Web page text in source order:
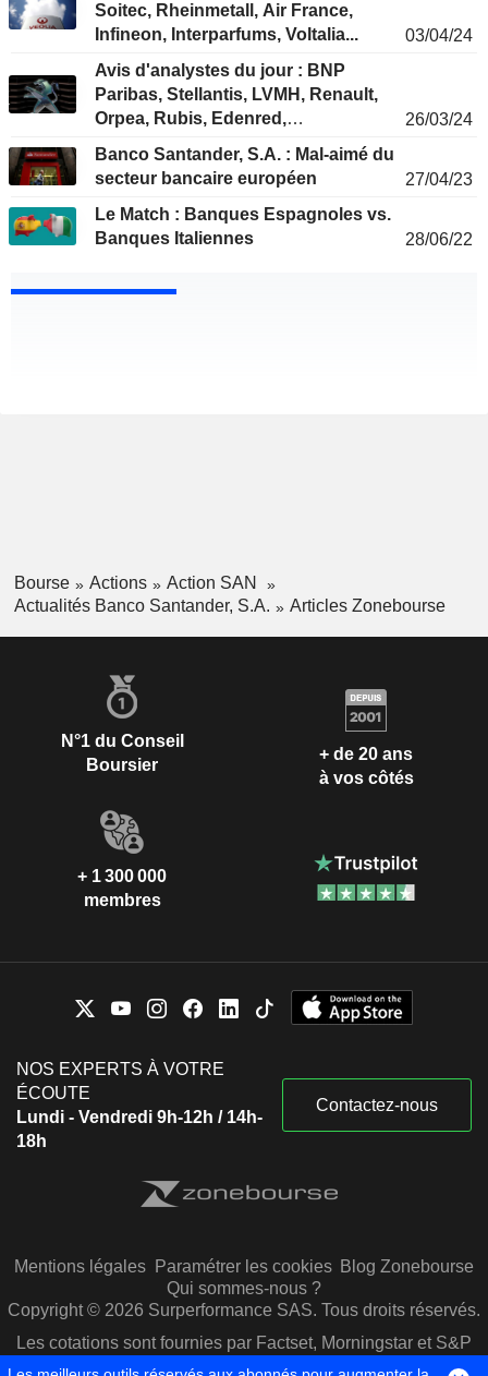
Soitec, Rheinmetall, Air France,
Infineon, Interparfums, Voltalia...
03/04/24
Avis d'analystes du jour : BNP
Paribas, Stellantis, LVMH, Renault,
Orpea, Rubis, Edenred,
26/03/24
Banco Santander, S.A. : Mal-aimé du
secteur bancaire européen
27/04/23
Le Match : Banques Espagnoles vs.
Banques Italiennes
28/06/22
Bourse Actions
Action SAN
Actualités Banco Santander, S.A.
Articles Zonebourse
N°1 du Conseil
Boursier
+ de 20 ans
à vos côtés
+ 1 300 000
membres
NOS EXPERTS À VOTRE
ÉCOUTE
Lundi - Vendredi 9h-12h / 14h-
18h
Contactez-nous
Mentions légales Paramétrer les cookies Blog Zonebourse
Qui sommes-nous ?
Copyright © 2026 Surperformance SAS. Tous droits réservés.
Les cotations sont fournies par Factset, Morningstar et S&P
Capital IQ